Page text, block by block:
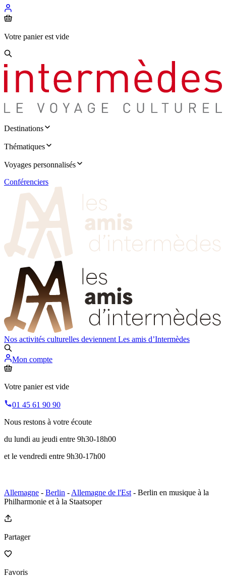
Votre panier est vide
Destinations
Thématiques
Voyages personnalisés
Conférenciers
Nos activités culturelles deviennent Les amis d’Intermèdes
Mon compte
Votre panier est vide
01 45 61 90 90
Nous restons à votre écoute
du lundi au jeudi entre 9h30-18h00
et le vendredi entre 9h30-17h00
Allemagne - Berlin - Allemagne de l'Est - Berlin en musique à la
Philharmonie et à la Staatsoper
Partager
Favoris